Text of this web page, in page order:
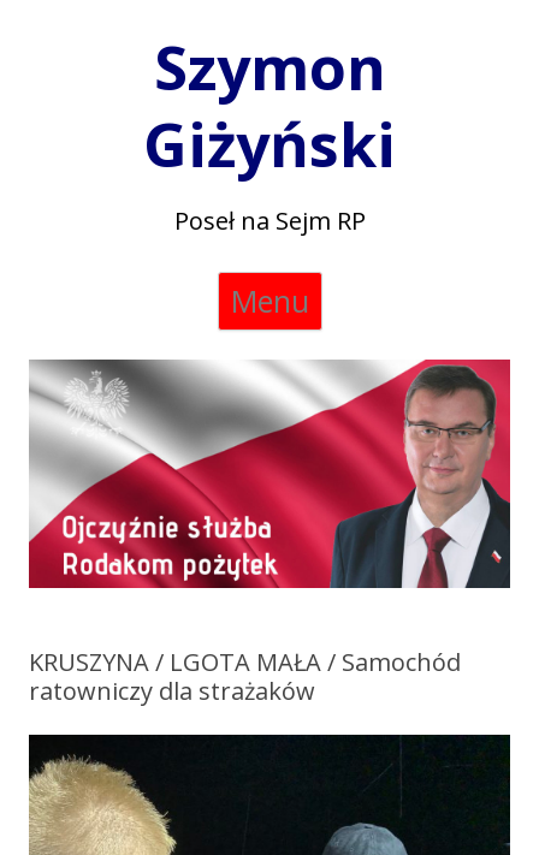
Szymon
Giżyński
Poseł na Sejm RP
Menu
Skip
KRUSZYNA / LGOTA MAŁA / Samochód
ratowniczy dla strażaków